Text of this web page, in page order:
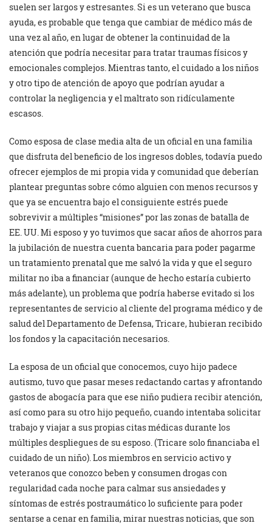
suelen ser largos y estresantes. Si es un veterano que busca
ayuda, es probable que tenga que cambiar de médico más de
una vez al año, en lugar de obtener la continuidad de la
atención que podría necesitar para tratar traumas físicos y
emocionales complejos. Mientras tanto, el cuidado a los niños
y otro tipo de atención de apoyo que podrían ayudar a
controlar la negligencia y el maltrato son ridículamente
escasos.
Como esposa de clase media alta de un oficial en una familia
que disfruta del beneficio de los ingresos dobles, todavía puedo
ofrecer ejemplos de mi propia vida y comunidad que deberían
plantear preguntas sobre cómo alguien con menos recursos y
que ya se encuentra bajo el consiguiente estrés puede
sobrevivir a múltiples “misiones” por las zonas de batalla de
EE. UU. Mi esposo y yo tuvimos que sacar años de ahorros para
la jubilación de nuestra cuenta bancaria para poder pagarme
un tratamiento prenatal que me salvó la vida y que el seguro
militar no iba a financiar (aunque de hecho estaría cubierto
más adelante), un problema que podría haberse evitado si los
representantes de servicio al cliente del programa médico y de
salud del Departamento de Defensa, Tricare, hubieran recibido
los fondos y la capacitación necesarios.
La esposa de un oficial que conocemos, cuyo hijo padece
autismo, tuvo que pasar meses redactando cartas y afrontando
gastos de abogacía para que ese niño pudiera recibir atención,
así como para su otro hijo pequeño, cuando intentaba solicitar
trabajo y viajar a sus propias citas médicas durante los
múltiples despliegues de su esposo. (Tricare solo financiaba el
cuidado de un niño). Los miembros en servicio activo y
veteranos que conozco beben y consumen drogas con
regularidad cada noche para calmar sus ansiedades y
síntomas de estrés postraumático lo suficiente para poder
sentarse a cenar en familia, mirar nuestras noticias, que son